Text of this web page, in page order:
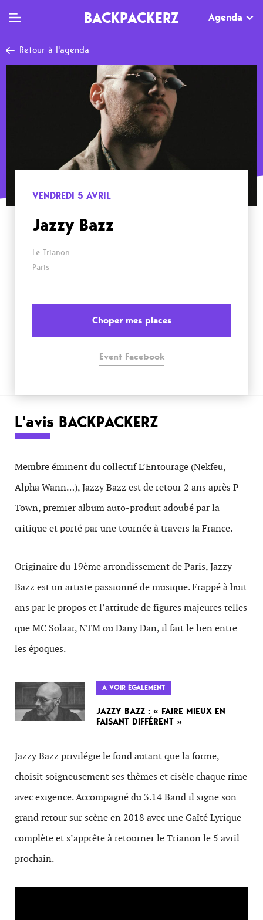
BACKPACKERZ Agenda
Documentaires
MAG
Dossiers
Tops
Interviews
Retour à l'agenda
VENDREDI 5 AVRIL
Jazzy Bazz
Le Trianon
Paris
Choper mes places
Event Facebook
L'avis BACKPACKERZ
Membre éminent du collectif L’Entourage (Nekfeu,
Alpha Wann…), Jazzy Bazz est de retour 2 ans après P-
Town, premier album auto-produit adoubé par la
critique et porté par une tournée à travers la France.
Originaire du 19ème arrondissement de Paris, Jazzy
Bazz est un artiste passionné de musique. Frappé à huit
ans par le propos et l’attitude de figures majeures telles
que MC Solaar, NTM ou Dany Dan, il fait le lien entre
les époques.
A VOIR ÉGALEMENT
JAZZY BAZZ : « FAIRE MIEUX EN
FAISANT DIFFÉRENT »
Jazzy Bazz privilégie le fond autant que la forme,
choisit soigneusement ses thèmes et cisèle chaque rime
avec exigence. Accompagné du 3.14 Band il signe son
grand retour sur scène en 2018 avec une Gaîté Lyrique
complète et s’apprête à retourner le Trianon le 5 avril
prochain.